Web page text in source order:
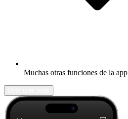
Muchas otras funciones de la app